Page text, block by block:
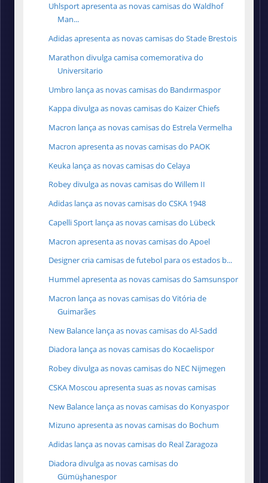
Uhlsport apresenta as novas camisas do Waldhof
Man...
Adidas apresenta as novas camisas do Stade Brestois
Marathon divulga camisa comemorativa do
Universitario
Umbro lança as novas camisas do Bandırmaspor
Kappa divulga as novas camisas do Kaizer Chiefs
Macron lança as novas camisas do Estrela Vermelha
Macron apresenta as novas camisas do PAOK
Keuka lança as novas camisas do Celaya
Robey divulga as novas camisas do Willem II
Adidas lança as novas camisas do CSKA 1948
Capelli Sport lança as novas camisas do Lübeck
Macron apresenta as novas camisas do Apoel
Designer cria camisas de futebol para os estados b...
Hummel apresenta as novas camisas do Samsunspor
Macron lança as novas camisas do Vitória de
Guimarães
New Balance lança as novas camisas do Al-Sadd
Diadora lança as novas camisas do Kocaelispor
Robey divulga as novas camisas do NEC Nijmegen
CSKA Moscou apresenta suas as novas camisas
New Balance lança as novas camisas do Konyaspor
Mizuno apresenta as novas camisas do Bochum
Adidas lança as novas camisas do Real Zaragoza
Diadora divulga as novas camisas do
Gümüşhanespor